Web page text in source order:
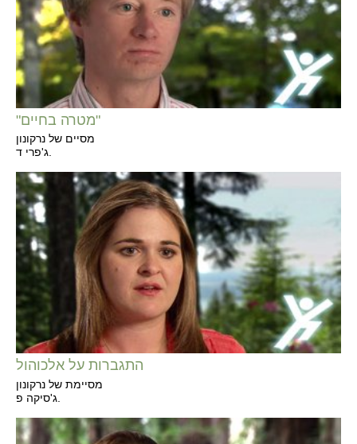
"מטרה בחיים"
מסיים של נרקונון
ג'פרי ד.
התגברות על אלכוהול
מסיימת של נרקונון